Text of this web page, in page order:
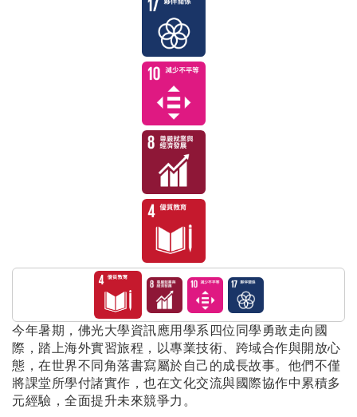
今年暑期，佛光大學資訊應用學系四位同學勇敢走向國
際，踏上海外實習旅程，以專業技術、跨域合作與開放心
態，在世界不同角落書寫屬於自己的成長故事。他們不僅
將課堂所學付諸實作，也在文化交流與國際協作中累積多
元經驗，全面提升未來競爭力。